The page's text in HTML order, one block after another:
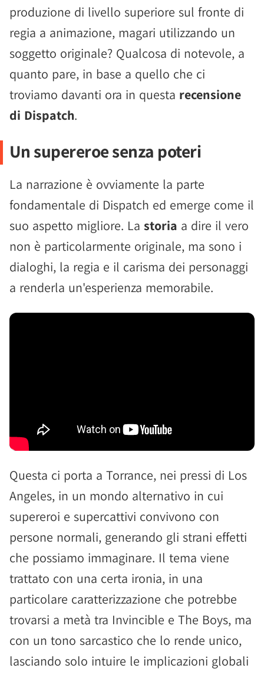
produzione di livello superiore sul fronte di
regia a animazione, magari utilizzando un
soggetto originale? Qualcosa di notevole, a
quanto pare, in base a quello che ci
troviamo davanti ora in questa recensione
di Dispatch.
Un supereroe senza poteri
La narrazione è ovviamente la parte
fondamentale di Dispatch ed emerge come il
suo aspetto migliore. La storia a dire il vero
non è particolarmente originale, ma sono i
dialoghi, la regia e il carisma dei personaggi
a renderla un'esperienza memorabile.
Questa ci porta a Torrance, nei pressi di Los
Angeles, in un mondo alternativo in cui
supereroi e supercattivi convivono con
persone normali, generando gli strani effetti
che possiamo immaginare. Il tema viene
trattato con una certa ironia, in una
particolare caratterizzazione che potrebbe
trovarsi a metà tra Invincible e The Boys, ma
con un tono sarcastico che lo rende unico,
lasciando solo intuire le implicazioni globali